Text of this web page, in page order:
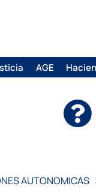
AGE
AUTONOMICAS